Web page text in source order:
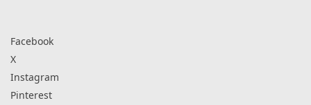
Facebook
X
Instagram
Pinterest